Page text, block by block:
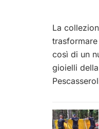
La
così di un
gioielli